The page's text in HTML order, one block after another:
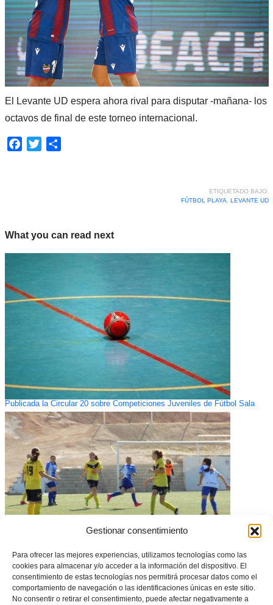
Gestionar consentimiento
Para ofrecer las mejores experiencias, utilizamos tecnologías como las
cookies para almacenar y/o acceder a la información del dispositivo. El
consentimiento de estas tecnologías nos permitirá procesar datos como el
comportamiento de navegación o las identificaciones únicas en este sitio.
No consentir o retirar el consentimiento, puede afectar negativamente a
El Levante UD espera ahora rival para disputar -mañana- los
octavos de final de este torneo internacional.
Facebook
Twitter
ETIQUETADO BAJO:
FÚTBOL PLAYA
LEVANTE UD
What you can read next
Publicada la Circular 20 sobre Competiciones Juveniles de Fútbol Sala
Súmate al auge imparable del fútbol femenino